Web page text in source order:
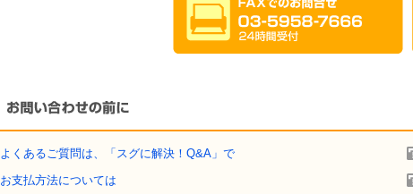
よくあるご質問は、「スグに解決！Q&A」で
お支払方法については